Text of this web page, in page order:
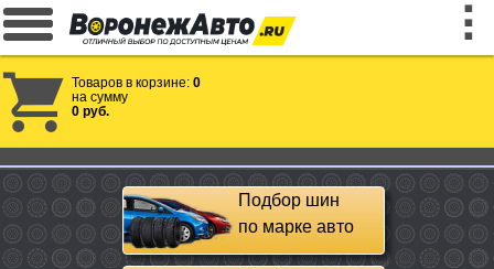
Товаров в корзине: 0
на сумму
0 руб.
Подбор шин
по марке авто